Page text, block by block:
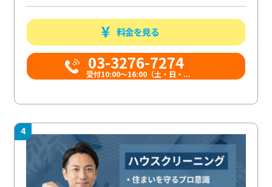
料金を見る
03-3276-7274
受付10:00〜16:00（土・日・...
4